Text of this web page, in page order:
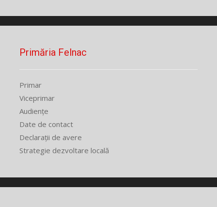
Primăria Felnac
Primar
Viceprimar
Audiențe
Date de contact
Declarații de avere
Strategie dezvoltare locală